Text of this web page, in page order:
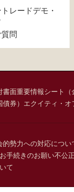
レードデモ・
問
書面重要情報シート（
券） エクイティ・オ
的勢力への対応につい
手続きのお願い不公
て